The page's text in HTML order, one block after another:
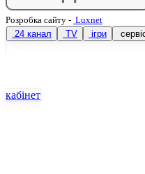
Розробка сайту - Luxnet
24 канал
TV ігри
кабінет